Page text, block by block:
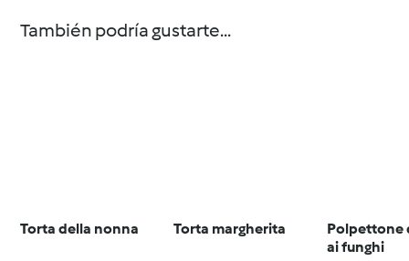
También podría gustarte...
Torta della nonna Torta margherita
Polpettone
ai funghi